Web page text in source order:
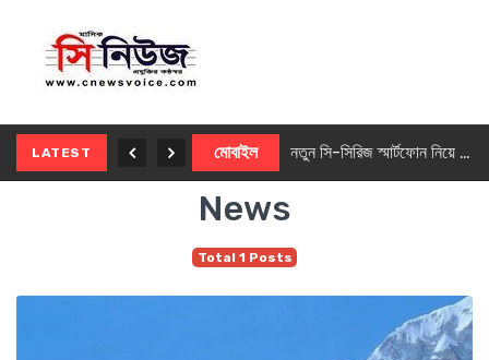
LATEST মোবাইল নতুন সি-সিরিজ স্মার্টফোন নিয়ে আসছে রিয়েলমি
News
Total 1 Posts